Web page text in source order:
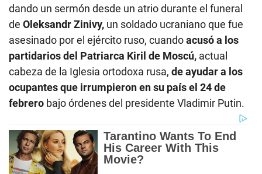
dando un sermón desde un atrio durante el funeral
de Oleksandr Zinivy, un soldado ucraniano que fue
asesinado por el ejército ruso, cuandoacusó a los
partidarios del Patriarca Kiril de Moscú, actual
cabeza de la Iglesia ortodoxa rusa, de ayudar a los
ocupantes que irrumpieron en su país el 24 de
febrero bajo órdenes del presidente Vladimir Putin.